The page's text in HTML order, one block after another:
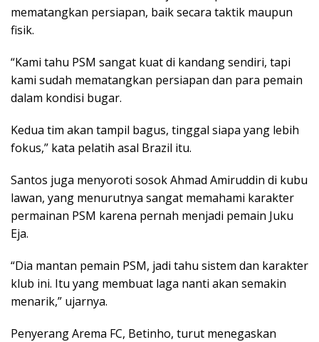
mematangkan persiapan, baik secara taktik maupun
fisik.
“Kami tahu PSM sangat kuat di kandang sendiri, tapi
kami sudah mematangkan persiapan dan para pemain
dalam kondisi bugar.
Kedua tim akan tampil bagus, tinggal siapa yang lebih
fokus,” kata pelatih asal Brazil itu.
Santos juga menyoroti sosok Ahmad Amiruddin di kubu
lawan, yang menurutnya sangat memahami karakter
permainan PSM karena pernah menjadi pemain Juku
Eja.
“Dia mantan pemain PSM, jadi tahu sistem dan karakter
klub ini. Itu yang membuat laga nanti akan semakin
menarik,” ujarnya.
Penyerang Arema FC, Betinho, turut menegaskan